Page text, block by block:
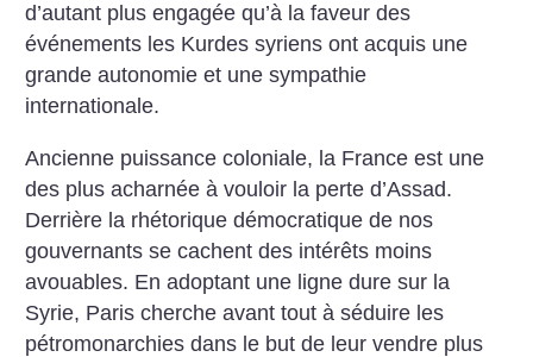
d’autant plus engagée qu’à la faveur des
événements les Kurdes syriens ont acquis une
grande autonomie et une sympathie
internationale.
Ancienne puissance coloniale, la France est une
des plus acharnée à vouloir la perte d’Assad.
Derrière la rhétorique démocratique de nos
gouvernants se cachent des intérêts moins
avouables. En adoptant une ligne dure sur la
Syrie, Paris cherche avant tout à séduire les
pétromonarchies dans le but de leur vendre plus